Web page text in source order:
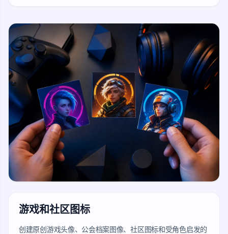
游戏和社区图标
创建原创游戏头像、公会档案图像、社区图标和受角色启发的